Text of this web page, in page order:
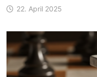
22. April 2025